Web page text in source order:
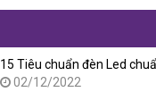
15 Tiêu chuẩn đèn Led
02/12/2022